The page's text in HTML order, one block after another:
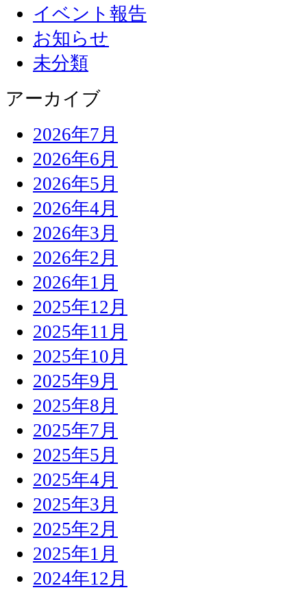
イベント報告
お知らせ
未分類
アーカイブ
2026年7月
2026年6月
2026年5月
2026年4月
2026年3月
2026年2月
2026年1月
2025年12月
2025年11月
2025年10月
2025年9月
2025年8月
2025年7月
2025年5月
2025年4月
2025年3月
2025年2月
2025年1月
2024年12月